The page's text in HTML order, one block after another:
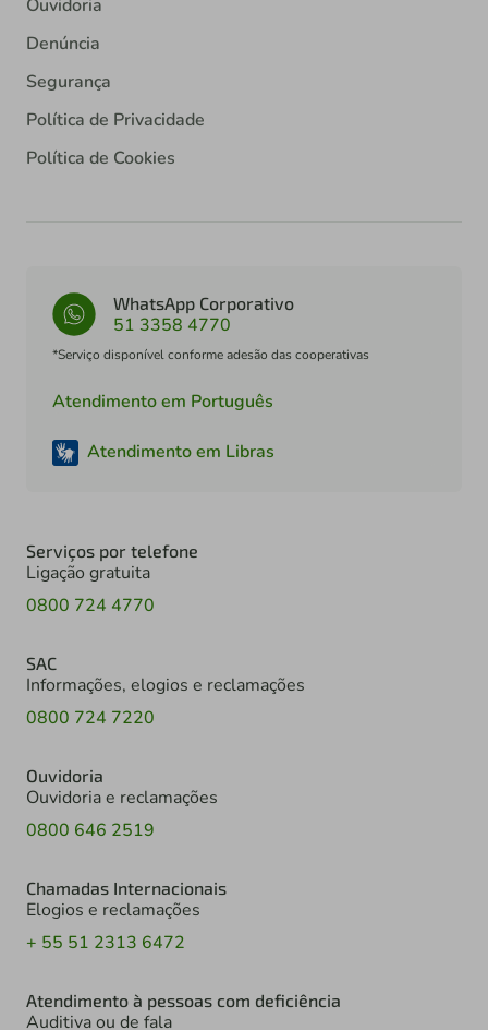
Ouvidoria
Denúncia
Segurança
Política de Privacidade
Política de Cookies
WhatsApp Corporativo
51 3358 4770
*Serviço disponível conforme adesão das cooperativas
Atendimento em Português
Atendimento em Libras
Serviços por telefone
Ligação gratuita
0800 724 4770
SAC
Informações, elogios e reclamações
0800 724 7220
Ouvidoria
Ouvidoria e reclamações
0800 646 2519
Chamadas Internacionais
Elogios e reclamações
+ 55 51 2313 6472
Atendimento à pessoas com deficiência
Auditiva ou de fala